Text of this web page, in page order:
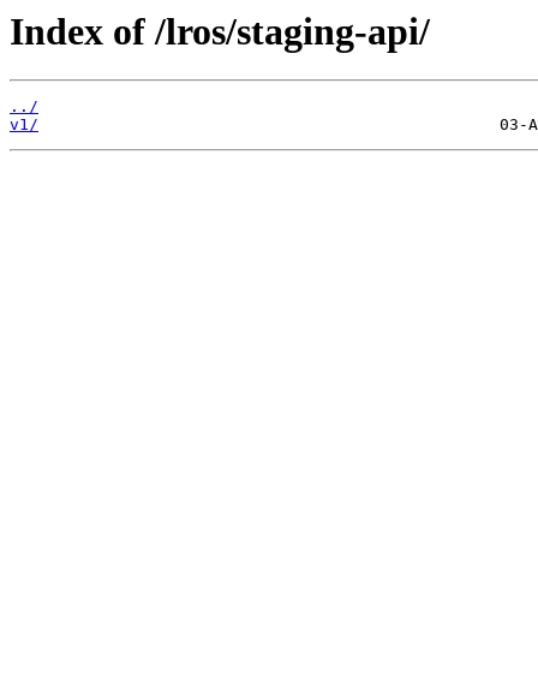
Index of /lros/staging-api/
../
v1/